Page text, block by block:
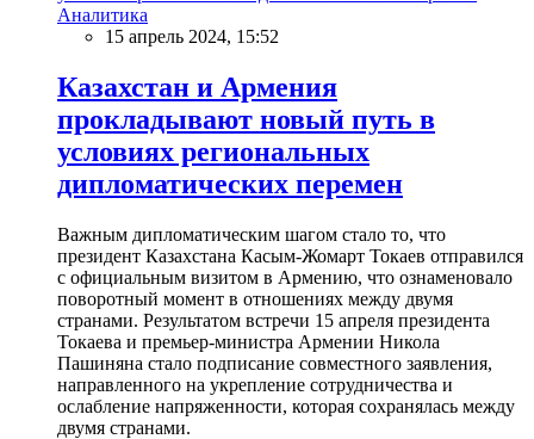
Аналитика
15 апрель 2024, 15:52
Казахстан и Армения
прокладывают новый путь в
условиях региональных
дипломатических перемен
Важным дипломатическим шагом стало то, что
президент Казахстана Касым-Жомарт Токаев отправился
с официальным визитом в Армению, что ознаменовало
поворотный момент в отношениях между двумя
странами. Результатом встречи 15 апреля президента
Токаева и премьер-министра Армении Никола
Пашиняна стало подписание совместного заявления,
направленного на укрепление сотрудничества и
ослабление напряженности, которая сохранялась между
двумя странами.